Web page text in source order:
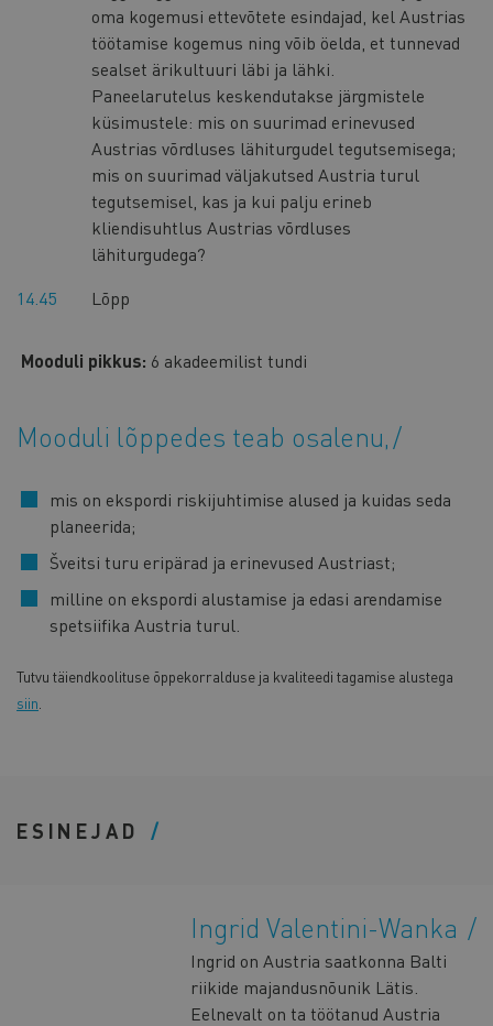
oma kogemusi ettevõtete esindajad, kel Austrias
töötamise kogemus ning võib öelda, et tunnevad
sealset ärikultuuri läbi ja lähki.
Paneelarutelus keskendutakse järgmistele
küsimustele: mis on suurimad erinevused
Austrias võrdluses lähiturgudel tegutsemisega;
mis on suurimad väljakutsed Austria turul
tegutsemisel, kas ja kui palju erineb
kliendisuhtlus Austrias võrdluses
lähiturgudega?
14.45
Lõpp
Mooduli pikkus: 6 akadeemilist tundi
Mooduli lõppedes teab osalenu,
mis on ekspordi riskijuhtimise alused ja kuidas seda
planeerida;
Šveitsi turu eripärad ja erinevused Austriast;
milline on ekspordi alustamise ja edasi arendamise
spetsiifika Austria turul.
Tutvu täiendkoolituse õppekorralduse ja kvaliteedi tagamise alustega
siin
ESINEJAD
Ingrid Valentini-Wanka
Ingrid on Austria saatkonna Balti
riikide majandusnõunik Lätis.
Eelnevalt on ta töötanud Austria